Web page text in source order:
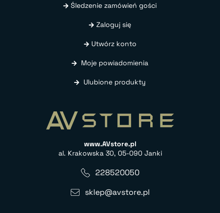
Śledzenie zamówień gości
Zaloguj się
Utwórz konto
Moje powiadomienia
Ulubione produkty
www.AVstore.pl
al. Krakowska 30, 05-090 Janki
228520050
sklep@avstore.pl